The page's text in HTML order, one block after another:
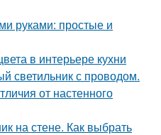
руками: простые и
в интерьере кухни
светильник с проводом.
от настенного
на стене. Как выбрать